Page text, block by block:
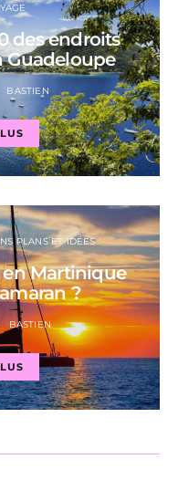
des endroits
Guadeloupe
BASTIEN
PLANS ET IDÉES
en Martinique
?
BASTIEN